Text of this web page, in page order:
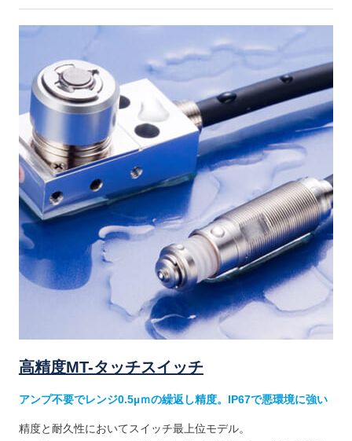
高精度MT-タッチスイッチ
アンプ不要でレンジ0.5µｍの繰返し精度。IP67で悪環境に強い
精度と耐久性においてスイッチ最上位モデル。